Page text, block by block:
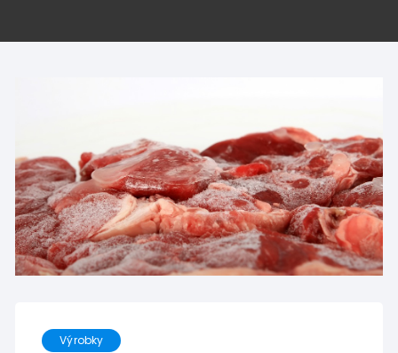
Výrobky